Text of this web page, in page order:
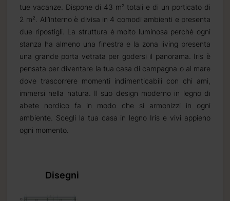
tue vacanze. Dispone di 43 m² totali e di un porticato di
2 m². All’interno è divisa in 4 comodi ambienti e presenta
due ripostigli. La struttura è molto luminosa perché ogni
stanza ha almeno una finestra e la zona living presenta
una grande porta vetrata per godersi il panorama. Iris è
pensata per diventare la tua casa di campagna o al mare
dove trascorrere momenti indimenticabili con chi ami,
immersi nella natura. Il suo design moderno in legno di
abete nordico fa in modo che si armonizzi in ogni
ambiente. Scegli la tua casa in legno Iris e vivi appieno
ogni momento.
Disegni